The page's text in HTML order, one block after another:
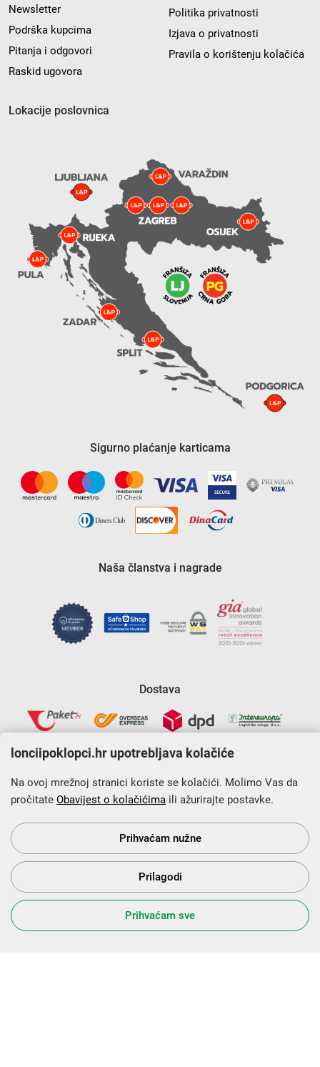
Newsletter
Podrška kupcima
Pitanja i odgovori
Raskid ugovora
Politika privatnosti
Izjava o privatnosti
Pravila o korištenju kolačića
Lokacije poslovnica
Sigurno plaćanje karticama
Naša članstva i nagrade
Dostava
Krajnji primatelj financijskog instrumenta sufinanciranog iz
Europskog fonda za regionalni razvoj u sklopu Operativnog
programa „Konkurentnost i kohezija”.
s Vama od 2014. godine!
lonciipoklopci.hr upotrebljava kolačiće
Na ovoj mrežnoj stranici koriste se kolačići. Molimo Vas da
pročitate Obavijest o kolačićima ili ažurirajte postavke.
Prihvaćam nužne
Prilagodi
Prihvaćam sve